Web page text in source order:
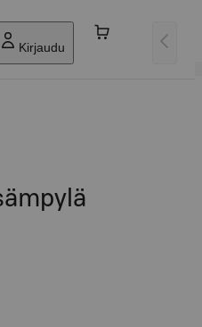
Kirjaudu